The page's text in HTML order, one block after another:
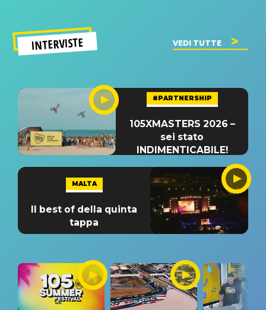
INTERVISTE VEDI TUTTE
#PARTNERSHIP
105XMASTERS 2026 –
sei stato
INDIMENTICABILE!
MALTA
Il best of della quinta
tappa